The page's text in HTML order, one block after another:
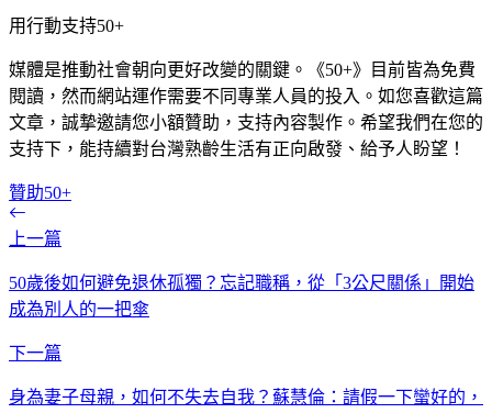
用行動支持50+
媒體是推動社會朝向更好改變的關鍵。《50+》目前皆為免費
閱讀，然而網站運作需要不同專業人員的投入。如您喜歡這篇
文章，誠摯邀請您小額贊助，支持內容製作。希望我們在您的
支持下，能持續對台灣熟齡生活有正向啟發、給予人盼望！
贊助50+
上一篇
50歲後如何避免退休孤獨？忘記職稱，從「3公尺關係」開始
成為別人的一把傘
下一篇
身為妻子母親，如何不失去自我？蘇慧倫：請假一下蠻好的，